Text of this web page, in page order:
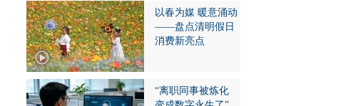
以春为媒 暖意涌动
——盘点清明假日
消费新亮点
“离职同事被炼化